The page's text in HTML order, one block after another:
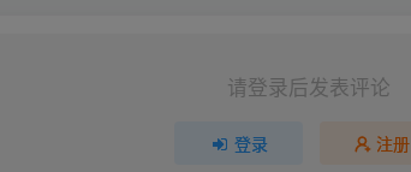
请登录后发表评论
登录 注册